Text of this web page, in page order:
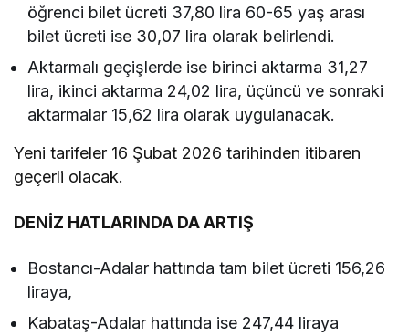
öğrenci bilet ücreti 37,80 lira 60-65 yaş arası
bilet ücreti ise 30,07 lira olarak belirlendi.
Aktarmalı geçişlerde ise birinci aktarma 31,27
lira, ikinci aktarma 24,02 lira, üçüncü ve sonraki
aktarmalar 15,62 lira olarak uygulanacak.
Yeni tarifeler 16 Şubat 2026 tarihinden itibaren
geçerli olacak.
DENİZ HATLARINDA DA ARTIŞ
Bostancı-Adalar hattında tam bilet ücreti 156,26
liraya,
Kabataş-Adalar hattında ise 247,44 liraya